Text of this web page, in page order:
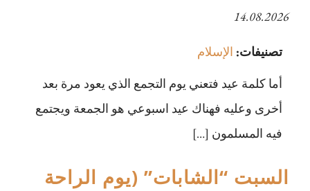
14.08.2026
تصنيفات: الإسلام
أما كلمة عيد فتعني يوم التجمع الذي يعود مرة بعد
أخرى وعليه فهناك عيد اسبوعي هو الجمعة ويجتمع
فيه المسلمون […]
السبت “الشابات” (يوم الراحة